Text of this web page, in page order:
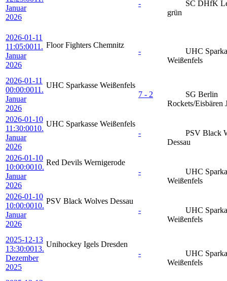
Januar
2026
-
SC DHfK
grün
2026-01-11
11:05:0011.
Januar
2026
Floor Fighters Chemnitz
-
UHC
Weißenfels
2026-01-11
00:00:0011.
Januar
2026
UHC Sparkasse Weißenfels
7 - 2
SG Berlin
Rockets/Eisbären
2026-01-10
11:30:0010.
Januar
2026
UHC Sparkasse Weißenfels
-
PSV Black
Dessau
2026-01-10
10:00:0010.
Januar
2026
Red Devils Wernigerode
-
UHC
Weißenfels
2026-01-10
10:00:0010.
Januar
2026
PSV Black Wolves Dessau
-
UHC
Weißenfels
2025-12-13
13:30:0013.
Dezember
2025
Unihockey Igels Dresden
-
UHC
Weißenfels